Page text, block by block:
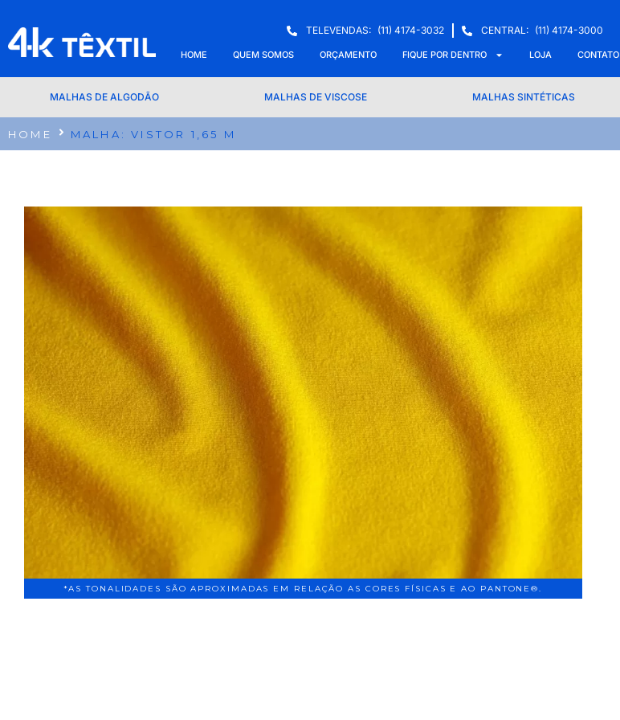
TELEVENDAS: (11) 4174-3032 CENTRAL: (11) 4174-3000
HOME QUEM SOMOS ORÇAMENTO FIQUE POR DENTRO LOJA CONTATO
MALHAS DE ALGODÃO MALHAS DE VISCOSE MALHAS SINTÉTICAS
HOME MALHA: VISTOR 1,65 M
*AS TONALIDADES SÃO APROXIMADAS EM RELAÇÃO AS CORES FÍSICAS E AO PANTONE®.